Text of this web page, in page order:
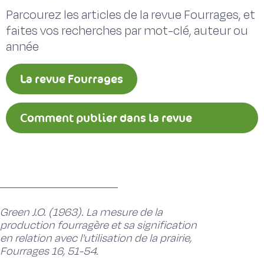
Parcourez les articles de la revue Fourrages, et
faites vos recherches par mot-clé, auteur ou
année
La revue Fourrages
Comment publier dans la revue
Green J.O. (1963). La mesure de la
production fourragère et sa signification
en relation avec l'utilisation de la prairie,
Fourrages 16, 51-54.